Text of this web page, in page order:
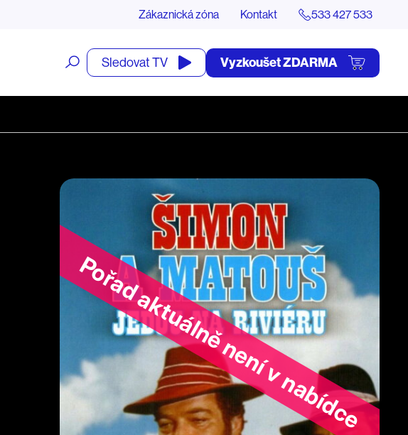
Zákaznická zóna Kontakt 533 427 533
Otevřít
vyhledávání
Sledovat TV Vyzkoušet ZDARMA
Pořad aktuálně není v nabídce